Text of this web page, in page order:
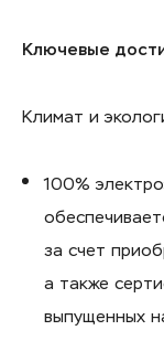
Ключевые
Климат и
100%
за счет
а также
выпущенных